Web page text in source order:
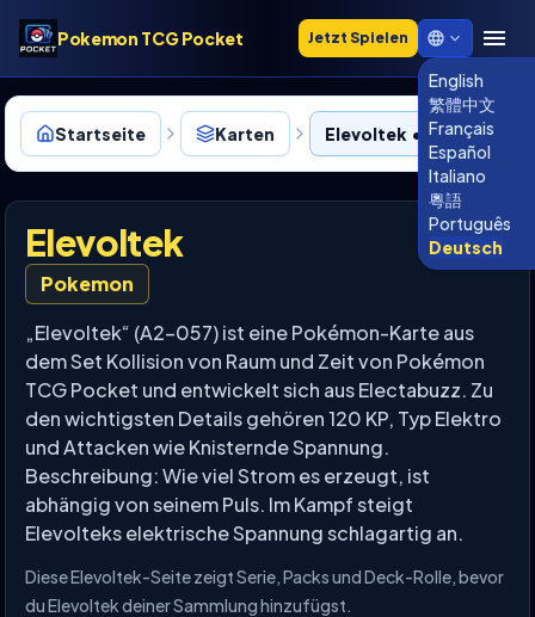
Pokemon TCG Pocket Jetzt Spielen
English
繁體中文
Français
Español
Italiano
粵語
Português
Deutsch
Startseite Karten Elevoltek • A2-057
Elevoltek
Pokemon
„Elevoltek“ (A2-057) ist eine Pokémon-Karte aus
dem Set Kollision von Raum und Zeit von Pokémon
TCG Pocket und entwickelt sich aus Electabuzz. Zu
den wichtigsten Details gehören 120 KP, Typ Elektro
und Attacken wie Knisternde Spannung.
Beschreibung: Wie viel Strom es erzeugt, ist
abhängig von seinem Puls. Im Kampf steigt
Elevolteks elektrische Spannung schlagartig an.
Diese Elevoltek-Seite zeigt Serie, Packs und Deck-Rolle, bevor
du Elevoltek deiner Sammlung hinzufügst.